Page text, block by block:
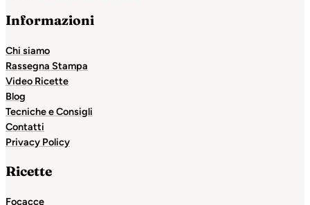
Informazioni
Chi siamo
Rassegna Stampa
Video Ricette
Blog
Tecniche e Consigli
Contatti
Privacy Policy
Ricette
Focacce